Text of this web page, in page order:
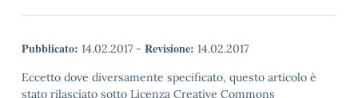
Pubblicato: 14.02.2017 - Revisione: 14.02.2017
Eccetto dove diversamente specificato, questo articolo è
stato rilasciato sotto Licenza Creative Commons